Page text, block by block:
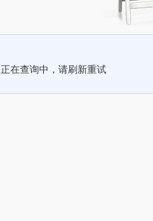
正在查询中，请刷新重试